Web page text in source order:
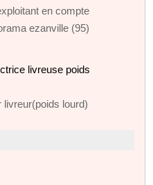
en compte
ezanville (95)
livreuse poids
lourd)